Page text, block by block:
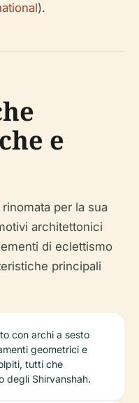
).
e
per la sua
architettonici
di eclettismo
principali
con archi a sesto
geometrici e
tutti che
degli Shirvanshah.